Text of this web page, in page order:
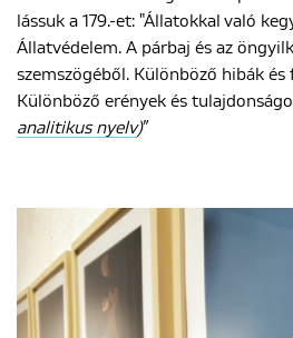
lássuk a 179.-et: "Állatokkal való
Állatvédelem. A párbaj és az
szemszögéből. Különböző hibák és
Különböző erények és
analitikus nyelv)”